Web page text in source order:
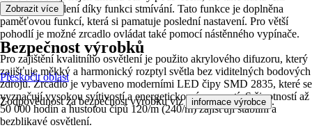
intenzity osvětlení díky funkci stmívání. Tato funkce je doplněna
paměťovou funkcí, která si pamatuje poslední nastavení. Pro větší
pohodlí je možné zrcadlo ovládat také pomocí nástěnného vypínače.
Pro zajištění kvalitního osvětlení je použito akrylového difuzoru, který
zajišťuje měkký a harmonický rozptyl světla bez viditelných bodových
zdrojů. Zrcadlo je vybaveno moderními LED čipy SMD 2835, které se
vyznačují vysokou svítivostí a energetickou úsporností. S životností až
50 000 hodin a hustotou čipů 120/m (240/m) zajišťují stabilní a
bezblikavé osvětlení.
Zobrazit více
Bezpečnost výrobků
Přeskočit oblast
Zodpovědnost za bezpečnost výrobku viz informace výrobce .